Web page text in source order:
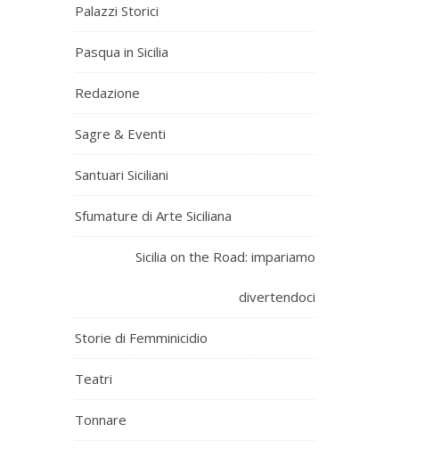
Palazzi Storici
Pasqua in Sicilia
Redazione
Sagre & Eventi
Santuari Siciliani
Sfumature di Arte Siciliana
Sicilia on the Road: impariamo
divertendoci
Storie di Femminicidio
Teatri
Tonnare